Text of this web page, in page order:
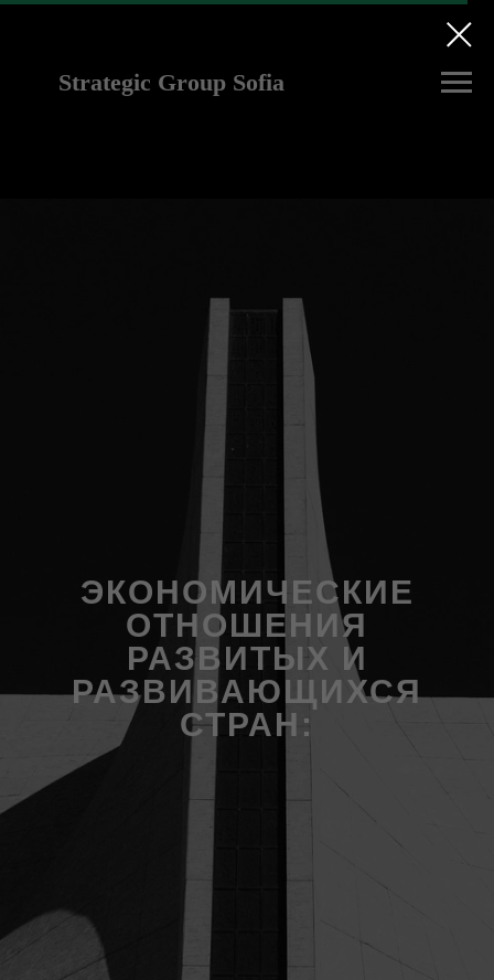
Strategic Group Sofia
ЭКОНОМИЧЕСКИЕ
ОТНОШЕНИЯ
РАЗВИТЫХ И
РАЗВИВАЮЩИХСЯ
СТРАН: